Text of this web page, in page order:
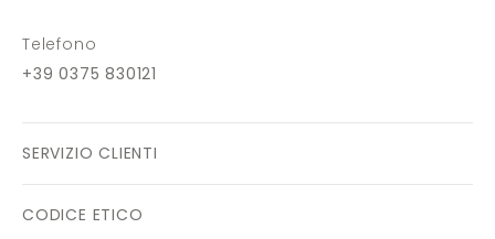
Telefono
+39 0375 830121
SERVIZIO CLIENTI
CODICE ETICO